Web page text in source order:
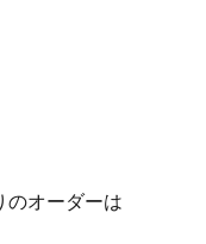
オーダーは